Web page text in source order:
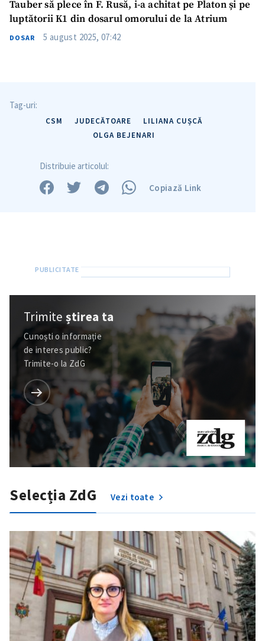
Tauber să plece în F. Rusă, i-a achitat pe Platon și pe
luptătorii K1 din dosarul omorului de la Atrium
DOSAR 5 august 2025, 07:42
Tag-uri:
CSM JUDECĂTOARE
LILIANA CUȘCĂ
OLGA BEJENARI
Distribuie articolul:
Copiază Link
Trimiteștirea ta
Cunoști o informație
de interes public?
Trimite-o la ZdG
Selecția ZdG Vezi toate